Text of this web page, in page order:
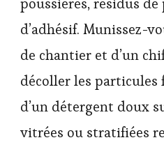
poussières, résidus
d’adhésif. Munissez-
de chantier et d’un
décoller les particules
d’un détergent doux
vitrées ou stratifiées